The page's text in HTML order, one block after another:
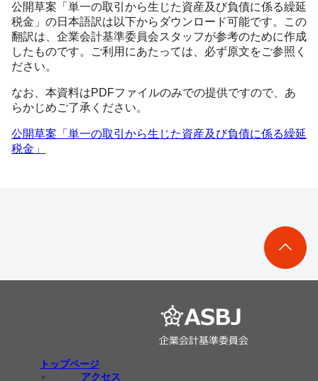
公開草案「単一の取引から生じた資産及び負債に係る繰延
税金」の日本語訳は以下からダウンロード可能です。この
翻訳は、企業会計基準委員会スタッフが参考のために作成
したものです。ご利用にあたっては、必ず原文をご参照く
ださい。
なお、本資料はPDFファイルのみでの提供ですので、あ
らかじめご了承ください。
公開草案「単一の取引から生じた資産及び負債に係る繰延
税金」
トップページ
アクセス